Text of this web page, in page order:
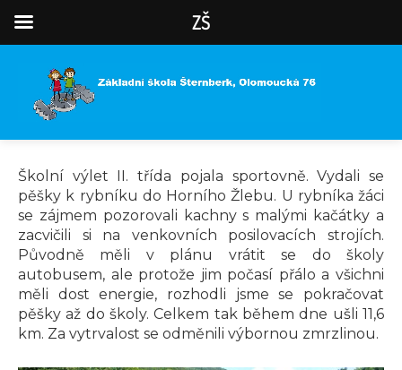
Školní výlet II. třída pojala sportovně. Vydali se
pěšky k rybníku do Horního Žlebu. U rybníka žáci
se zájmem pozorovali kachny s malými kačátky a
zacvičili si na venkovních posilovacích strojích.
Původně měli v plánu vrátit se do školy
autobusem, ale protože jim počasí přálo a všichni
měli dost energie, rozhodli jsme se pokračovat
pěšky až do školy. Celkem tak během dne ušli 11,6
km. Za vytrvalost se odměnili výbornou zmrzlinou.
ZŠ